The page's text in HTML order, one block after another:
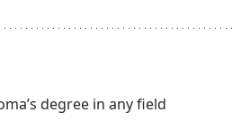
degree in any field